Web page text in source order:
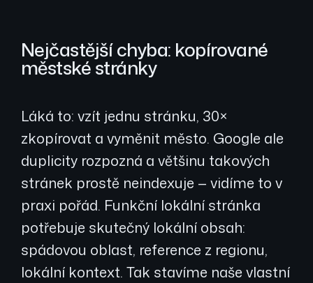
Nejčastější chyba: kopírované
městské stránky
Láká to: vzít jednu stránku, 30×
zkopírovat a vyměnit město. Google ale
duplicity rozpozná a většinu takových
stránek prostě neindexuje — vidíme to v
praxi pořád. Funkční lokální stránka
potřebuje skutečný lokální obsah:
spádovou oblast, reference z regionu,
lokální kontext. Tak stavíme naše vlastní